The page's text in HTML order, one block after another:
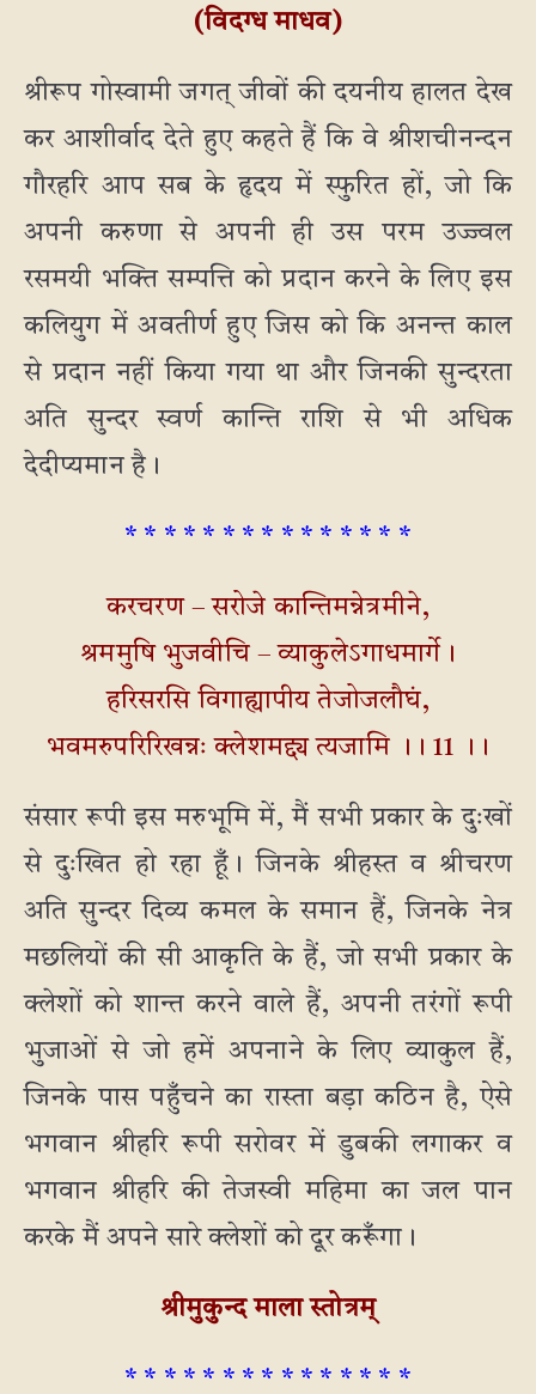
(विदग्ध माधव)
श्रीरूप गोस्वामी जगत् जीवों की दयनीय हालत देख
कर आशीर्वाद देते हुए कहते हैं कि वे श्रीशचीनन्दन
गौरहरि आप सब के हृदय में स्फुरित हों, जो कि
अपनी करुणा से अपनी ही उस परम उज्ज्वल
रसमयी भक्ति सम्पत्ति को प्रदान करने के लिए इस
कलियुग में अवतीर्ण हुए जिस को कि अनन्त काल
से प्रदान नहीं किया गया था और जिनकी सुन्दरता
अति सुन्दर स्वर्ण कान्ति राशि से भी अधिक
देदीप्यमान है।
* * * * * * * * * * * * * * *
करचरण – सरोजे कान्तिमन्नेत्रमीने,
श्रममुषि भुजवीचि – व्याकुलेऽगाधमार्गे।
हरिसरसि विगाह्यापीय तेजोजलौघं,
भवमरुपरिरिखन्नः क्लेशमद्द्य त्यजामि ।। 11 ।।
संसार रूपी इस मरुभूमि में, मैं सभी प्रकार के दुःखों
से दुःखित हो रहा हूँ। जिनके श्रीहस्त व श्रीचरण
अति सुन्दर दिव्य कमल के समान हैं, जिनके नेत्र
मछलियों की सी आकृति के हैं, जो सभी प्रकार के
क्लेशों को शान्त करने वाले हैं, अपनी तरंगों रूपी
भुजाओं से जो हमें अपनाने के लिए व्याकुल हैं,
जिनके पास पहुँचने का रास्ता बड़ा कठिन है, ऐसे
भगवान श्रीहरि रूपी सरोवर में डुबकी लगाकर व
भगवान श्रीहरि की तेजस्वी महिमा का जल पान
करके मैं अपने सारे क्लेशों को दूर करूँगा।
श्रीमुकुन्द माला स्तोत्रम्
* * * * * * * * * * * * * * *